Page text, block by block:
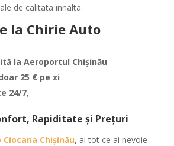
de calitata ınnalta.
la Chirie Auto
la Aeroportul Chișinău
25 € pe zi
24/7,
Rapiditate și Prețuri
Chișinău, ai tot ce ai nevoie